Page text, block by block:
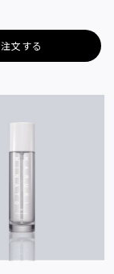
注文する